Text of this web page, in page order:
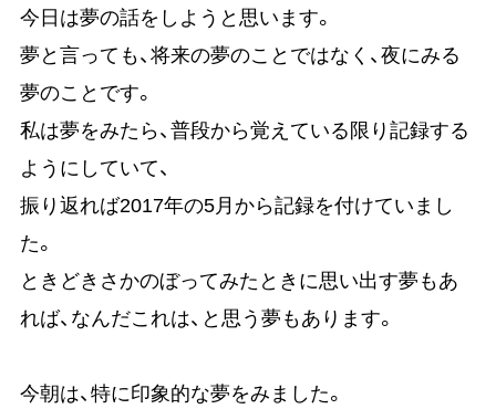
今日は夢の話をしようと思います。
夢と言っても、将来の夢のことではなく、夜にみる
夢のことです。
私は夢をみたら、普段から覚えている限り記録する
ようにしていて、
振り返れば2017年の5月から記録を付けていまし
た。
ときどきさかのぼってみたときに思い出す夢もあ
れば、なんだこれは、と思う夢もあります。
今朝は、特に印象的な夢をみました。